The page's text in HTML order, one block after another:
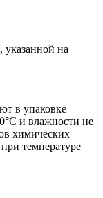
указанной на
в упаковке
и влажности не
химических
температуре